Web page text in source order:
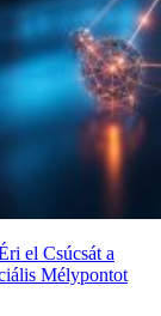
el Csúcsát a
Mélypontot